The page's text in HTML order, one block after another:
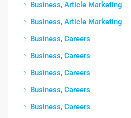
Business, Article Marketing
Business, Article Marketing
Business, Careers
Business, Careers
Business, Careers
Business, Careers
Business, Careers